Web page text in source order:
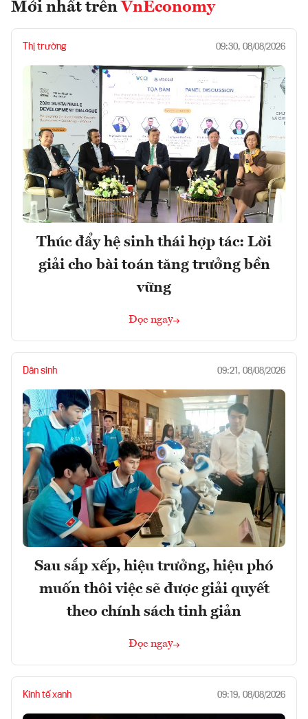
Mới nhất trên VnEconomy
Thị trường 09:30, 08/08/2026
Thúc đẩy hệ sinh thái hợp tác: Lời
giải cho bài toán tăng trưởng bền
vững
Đọc ngay
Dân sinh 09:21, 08/08/2026
Sau sắp xếp, hiệu trưởng, hiệu phó
muốn thôi việc sẽ được giải quyết
theo chính sách tinh giản
Đọc ngay
Kinh tế xanh 09:19, 08/08/2026